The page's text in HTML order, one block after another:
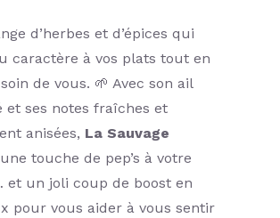
d’herbes et d’épices qui
caractère à vos plats tout en
de vous. 🌱 Avec son ail
et ses notes fraîches et
anisées, La Sauvage
touche de pep’s à votre
et un joli coup de boost en
pour vous aider à vous sentir